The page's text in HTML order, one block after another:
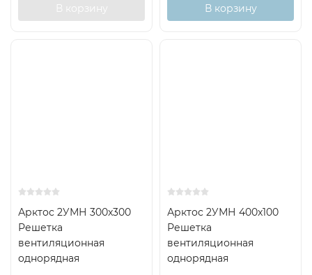
В корзину В корзину
Арктос 2УМН 300x300
Решетка
вентиляционная
однорядная
Арктос 2УМН 400x100
Решетка
вентиляционная
однорядная